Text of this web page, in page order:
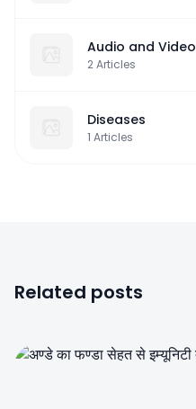
Audio and Video
2Articles
Diseases
1 Articles
Related posts